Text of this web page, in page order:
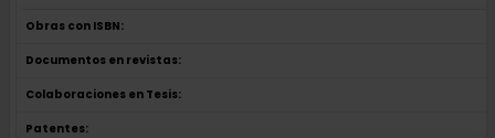
Obras con ISBN:
Documentos en revistas:
Colaboraciones en Tesis:
Patentes: